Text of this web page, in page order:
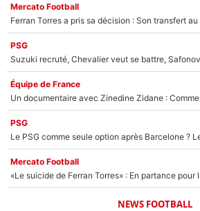
Mercato Football
PSG
Équipe de France
PSG
Mercato Football
NEWS FOOTBALL